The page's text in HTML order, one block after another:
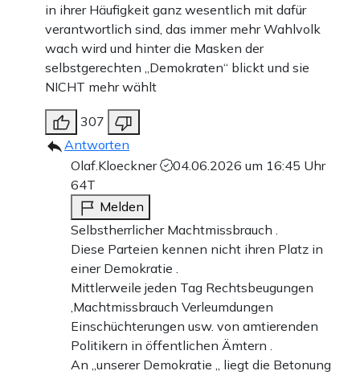
in ihrer Häufigkeit ganz wesentlich mit dafür
verantwortlich sind, das immer mehr Wahlvolk
wach wird und hinter die Masken der
selbstgerechten „Demokraten“ blickt und sie
NICHT mehr wählt
307
Antworten
Olaf.Kloeckner
04.06.2026 um 16:45 Uhr
64T
Melden
Selbstherrlicher Machtmissbrauch .
Diese Parteien kennen nicht ihren Platz in
einer Demokratie .
Mittlerweile jeden Tag Rechtsbeugungen
,Machtmissbrauch Verleumdungen
Einschüchterungen usw. von amtierenden
Politikern in öffentlichen Ämtern .
An „unserer Demokratie „ liegt die Betonung